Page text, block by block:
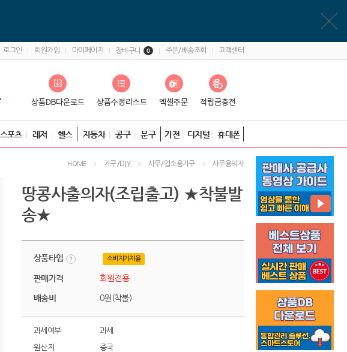
로그인 회원가입 마이페이지 장바구니 0 주문/배송조회 고객센터
스포츠 레저 헬스 자동차 공구 문구 가전 디지털 휴대폰
HOME 가구/DIY 사무/업소용가구 사무용의자
땅콩사출의자(조립출고) ★착불발
송★
상품타입 소비자가자율
판매가격 회원전용
배송비 0원(착불)
과세여부 과세
원산지 중국